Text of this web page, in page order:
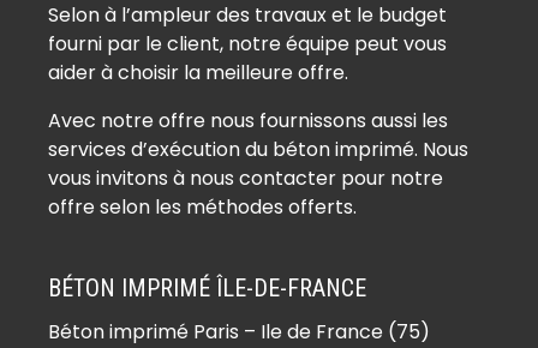
Selon à l’ampleur des travaux et le budget
fourni par le client, notre équipe peut vous
aider à choisir la meilleure offre.
Avec notre offre nous fournissons aussi les
services d’exécution du béton imprimé. Nous
vous invitons à nous contacter pour notre
offre selon les méthodes offerts.
BÉTON IMPRIMÉ ÎLE-DE-FRANCE
Béton imprimé Paris – Ile de France (75)